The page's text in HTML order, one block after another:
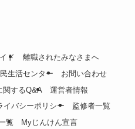
ド
離職されたみなさまへ
生活センター
お問い合わせ
関するQ&A
運営者情報
イバシーポリシー
監修者一覧
覧
Myじんけん宣言